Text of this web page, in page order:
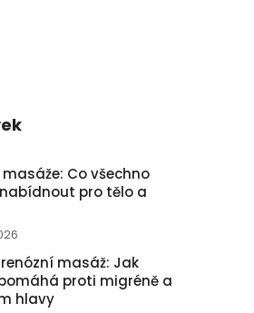
masáže: Co všechno
pro tělo a
masáž: Jak
proti migréně a
hlavy